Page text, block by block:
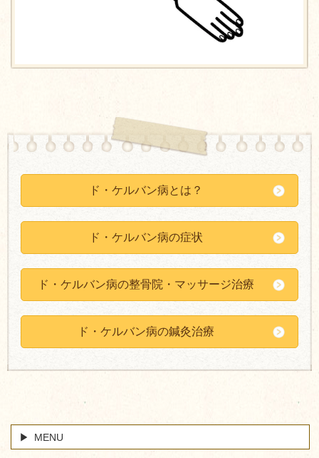
ド・ケルバン病とは？
ド・ケルバン病の症状
ド・ケルバン病の整骨院・マッサージ治療
ド・ケルバン病の鍼灸治療
MENU